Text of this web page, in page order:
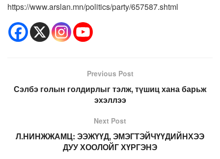
https://www.arslan.mn/politics/party/657587.shtml
Previous Post
Сэлбэ голын голдирлыг тэлж, түшиц хана барьж
эхэллээ
Next Post
Л.НИНЖЖАМЦ: ЭЭЖҮҮД, ЭМЭГТЭЙЧҮҮДИЙНХЭЭ
ДУУ ХООЛОЙГ ХҮРГЭНЭ